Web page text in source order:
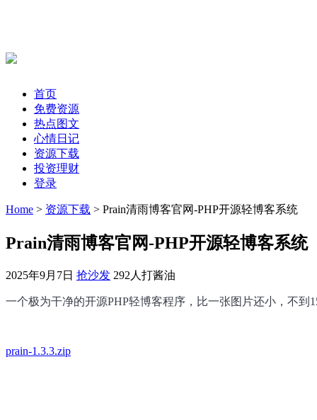
首页
免费资源
热点图文
心情日记
资源下载
投资理财
登录
Home > 资源下载 > Prain清雨博客官网-PHP开源轻博客系统
Prain清雨博客官网-PHP开源轻博客系统
2025年9月7日 抢沙发 292人打酱油
一个极为干净的开源PHP轻博客程序，比一张图片还小，不
prain-1.3.3.zip